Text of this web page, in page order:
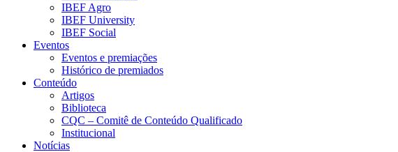
IBEF Agro
IBEF University
IBEF Social
Eventos
Eventos e premiações
Histórico de premiados
Conteúdo
Artigos
Biblioteca
CQC – Comitê de Conteúdo Qualificado
Institucional
Notícias